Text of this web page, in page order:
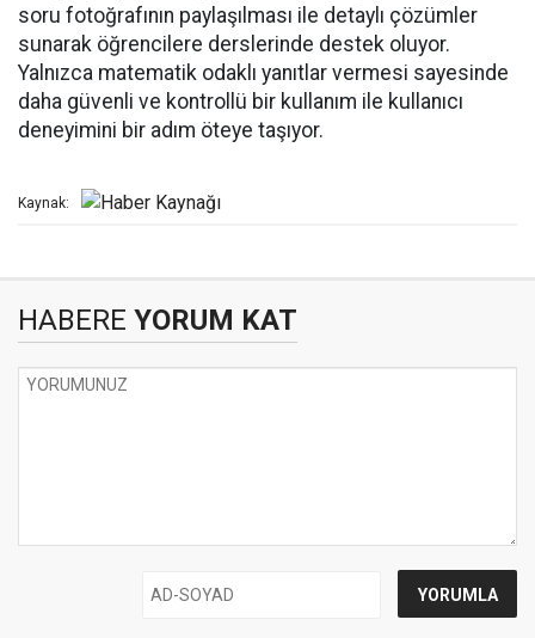
soru fotoğrafının paylaşılması ile detaylı çözümler
sunarak öğrencilere derslerinde destek oluyor.
Yalnızca matematik odaklı yanıtlar vermesi sayesinde
daha güvenli ve kontrollü bir kullanım ile kullanıcı
deneyimini bir adım öteye taşıyor.
Kaynak:
HABERE YORUM KAT